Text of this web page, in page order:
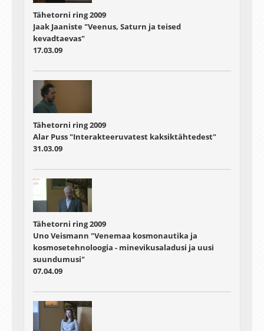
Tähetorni ring 2009
Jaak Jaaniste "Veenus, Saturn ja teised
kevadtaevas"
17.03.09
Tähetorni ring 2009
Alar Puss "Interakteeruvatest kaksiktähtedest"
31.03.09
Tähetorni ring 2009
Uno Veismann "Venemaa kosmonautika ja
kosmosetehnoloogia - minevikusaladusi ja uusi
suundumusi"
07.04.09